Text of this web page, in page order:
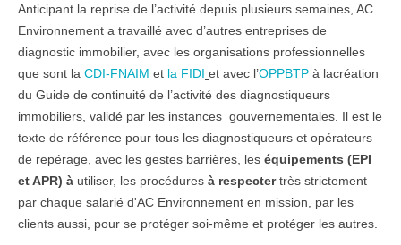
Anticipant la reprise de l’activité depuis plusieurs semaines, AC
Environnement a travaillé avec d’autres entreprises de
diagnostic immobilier, avec les organisations professionnelles
que sont la CDI-FNAIM et la FIDI et avec l’OPPBTP à lacréation
du Guide de continuité de l’activité des diagnostiqueurs
immobiliers, validé par les instances gouvernementales . Il est le
texte de référence pour tous les diagnostiqueurs et opérateurs
de repérage, avec les gestes barrières , les équipements (EPI
et APR) à utiliser, les procédures à respectertrès strictement
par chaque salarié d'AC Environnement en mission , par les
clients aussi , pour se protéger soi-même et protéger les autres.